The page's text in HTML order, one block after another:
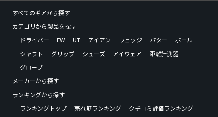
すべてのギアから探す
カテゴリから製品を探す
ドライバー
FW UT アイアン ウェッジ パター
ボール
シャフト
グリップ シューズ アイウェア
距離計測器
グローブ
メーカーから探す
ランキングから探す
ランキングトップ
売れ筋ランキング
クチコミ評価ランキング